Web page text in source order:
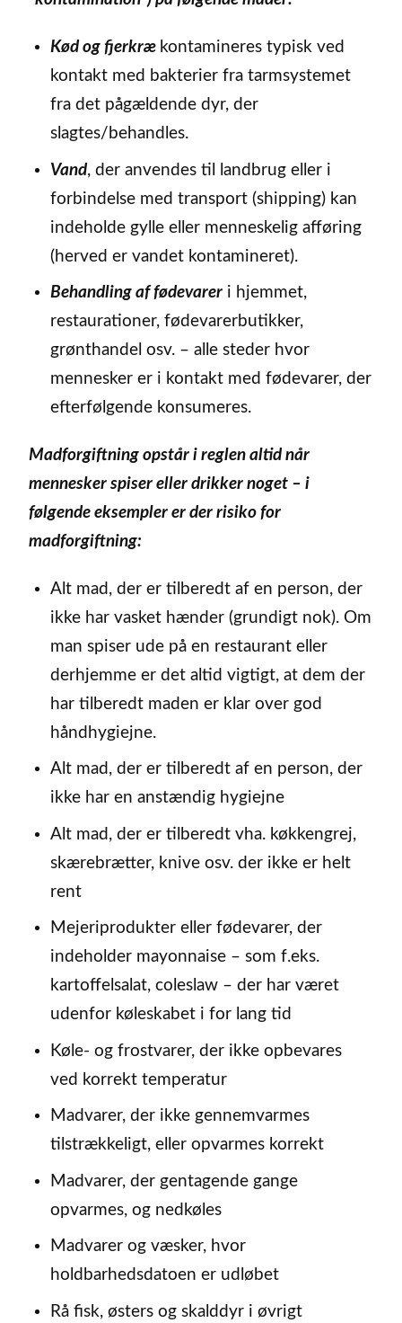
Kød og fjerkræ kontamineres typisk ved
kontakt med bakterier fra tarmsystemet
fra det pågældende dyr, der
slagtes/behandles.
Vand, der anvendes til landbrug eller i
forbindelse med transport (shipping) kan
indeholde gylle eller menneskelig afføring
(herved er vandet kontamineret).
Behandling af fødevareri hjemmet,
restaurationer, fødevarerbutikker,
grønthandel osv. – alle steder hvor
mennesker er i kontakt med fødevarer, der
efterfølgende konsumeres.
Madforgiftning opstår i reglen altid når
mennesker spiser eller drikker noget – i
følgende eksempler er der risiko for
madforgiftning:
Alt mad, der er tilberedt af en person, der
ikke har vasket hænder (grundigt nok). Om
man spiser ude på en restaurant eller
derhjemme er det altid vigtigt, at dem der
har tilberedt maden er klar over god
håndhygiejne.
Alt mad, der er tilberedt af en person, der
ikke har en anstændig hygiejne
Alt mad, der er tilberedt vha. køkkengrej,
skærebrætter, knive osv. der ikke er helt
rent
Mejeriprodukter eller fødevarer, der
indeholder mayonnaise – som f.eks.
kartoffelsalat, coleslaw – der har været
udenfor køleskabet i for lang tid
Køle- og frostvarer, der ikke opbevares
ved korrekt temperatur
Madvarer, der ikke gennemvarmes
tilstrækkeligt, eller opvarmes korrekt
Madvarer, der gentagende gange
opvarmes, og nedkøles
Madvarer og væsker, hvor
holdbarhedsdatoen er udløbet
Rå fisk, østers og skalddyr i øvrigt